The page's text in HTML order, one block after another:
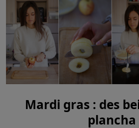
Mardi gras : des
plancha